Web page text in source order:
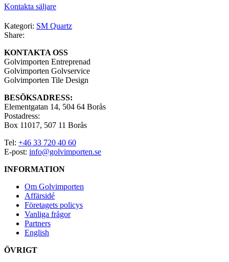
Kontakta säljare
Kategori: SM Quartz
Share:
KONTAKTA OSS
Golvimporten Entreprenad
Golvimporten Golvservice
Golvimporten Tile Design
BESÖKSADRESS:
Elementgatan 14, 504 64 Borås
Postadress:
Box 11017, 507 11 Borås
Tel: +46 33 720 40 60
E-post: info@golvimporten.se
INFORMATION
Om Golvimporten
Affärsidé
Företagets policys
Vanliga frågor
Partners
English
ÖVRIGT